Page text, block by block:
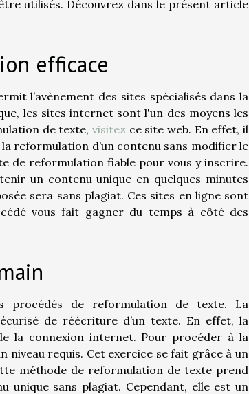
utilisés. Découvrez dans le présent article
efficace
l’avènement des sites spécialisés dans la
les sites internet sont l'un des moyens les
de texte, visitez ce site web. En effet, il
reformulation d’un contenu sans modifier le
de reformulation fiable pour vous y inscrire.
un contenu unique en quelques minutes
sera sans plagiat. Ces sites en ligne sont
vous fait gagner du temps à côté des
procédés de reformulation de texte. La
de réécriture d’un texte. En effet, la
la connexion internet. Pour procéder à la
requis. Cet exercice se fait grâce à un
méthode de reformulation de texte prend
unique sans plagiat. Cependant, elle est un